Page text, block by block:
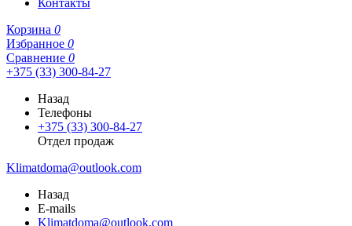
Контакты
Корзина 0
Избранное 0
Сравнение 0
+375 (33) 300-84-27
Назад
Телефоны
+375 (33) 300-84-27
Отдел продаж
Klimatdoma@outlook.com
Назад
E-mails
Klimatdoma@outlook.com